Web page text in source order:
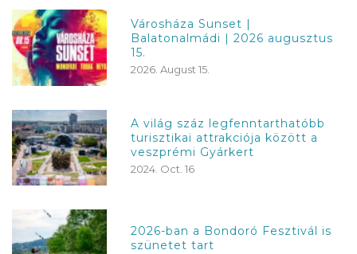
Városháza Sunset |
Balatonalmádi | 2026 augusztus
15.
2026. August 15.
A világ száz legfenntarthatóbb
turisztikai attrakciója között a
veszprémi Gyárkert
2024. Oct. 16
2026-ban a Bondoró Fesztivál is
szünetet tart